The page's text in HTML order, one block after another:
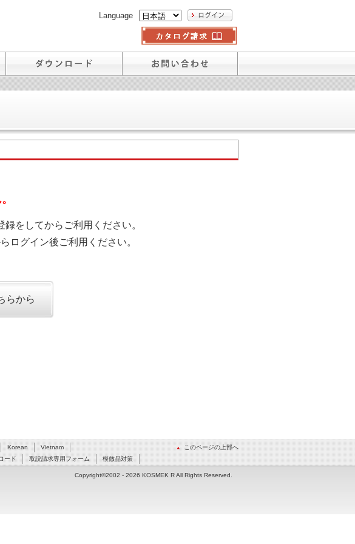
Language
をしてからご利用ください。
ログイン後ご利用ください。
らから
このページの上部へ
Korean
Vietnam
ード 取説請求専用フォーム 模倣品対策
Copyright©2002 - 2026 KOSMEK R All Rights Reserved.